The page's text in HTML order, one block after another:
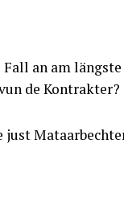
an am
de Kontrakter?
just